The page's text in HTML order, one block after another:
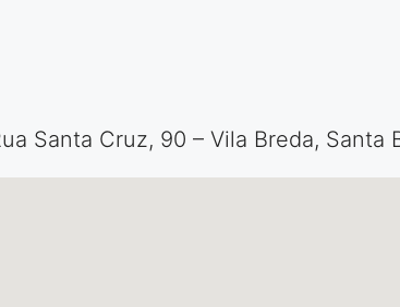
Santa Cruz, 90 – Vila Breda, Santa